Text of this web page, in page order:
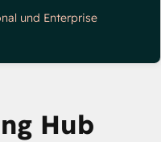
und Enterprise
Hub